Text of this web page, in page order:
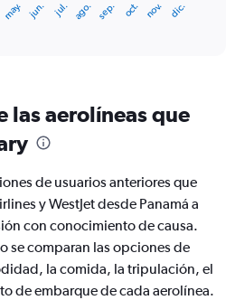
may. jun. jul. ago. sep. oct. nov. dic.
las aerolíneas que
de usuarios anteriores que
y WestJet desde Panamá a
con conocimiento de causa.
se comparan las opciones de
la comida, la tripulación, el
de embarque de cada aerolínea.